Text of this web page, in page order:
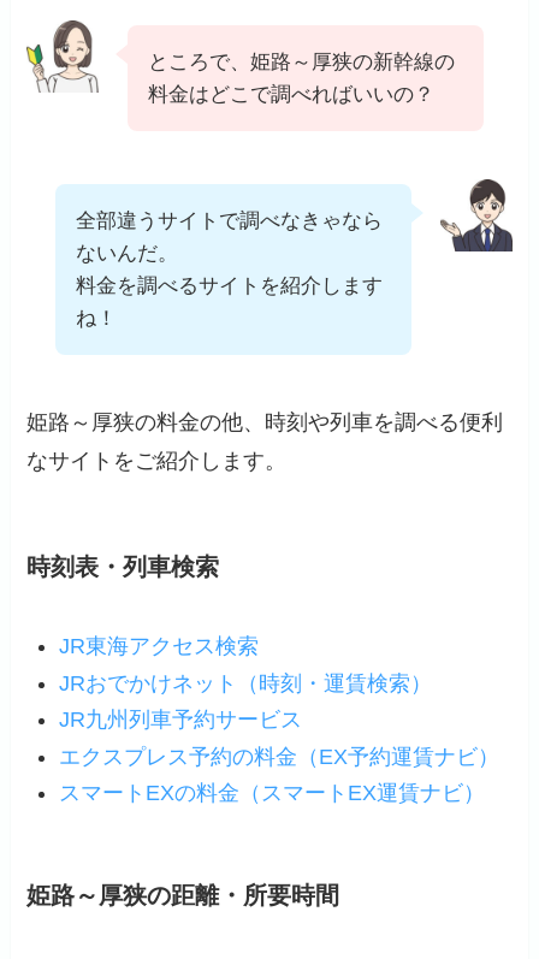
ところで、姫路～厚狭の新幹線の
料金はどこで調べればいいの？
全部違うサイトで調べなきゃなら
ないんだ。
料金を調べるサイトを紹介します
ね！
姫路～厚狭の料金の他、時刻や列車を調べる便利
なサイトをご紹介します。
時刻表・列車検索
JR東海アクセス検索
JRおでかけネット（時刻・運賃検索）
JR九州列車予約サービス
エクスプレス予約の料金（EX予約運賃ナビ）
スマートEXの料金（スマートEX運賃ナビ）
姫路～厚狭の距離・所要時間